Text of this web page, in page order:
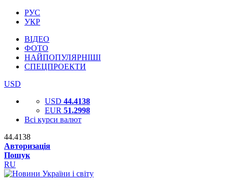
РУС
УКР
ВІДЕО
ФОТО
НАЙПОПУЛЯРНІШІ
СПЕЦПРОЕКТИ
USD
USD 44.4138
EUR 51.2998
Всі курси валют
44.4138
Авторизація
Пошук
RU